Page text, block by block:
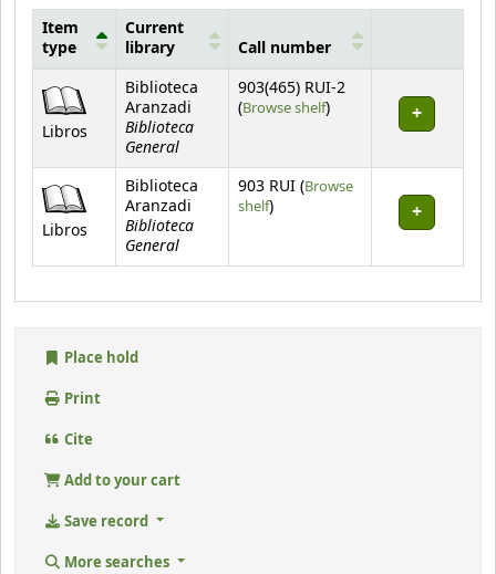
Item
type
Current
library
Call number
Libros
Biblioteca
Aranzadi
Biblioteca
General
903(465) RUI-2
(Browse shelf(Opens below)
)
Libros
Biblioteca
Aranzadi
Biblioteca
General
903 RUI (Browse
shelf(Opens below)
)
Place hold
Print
Cite
Add to your cart
Save record
More searches